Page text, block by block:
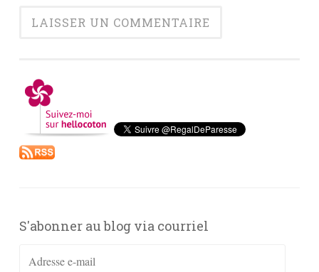
S'abonner au blog via courriel
Adresse